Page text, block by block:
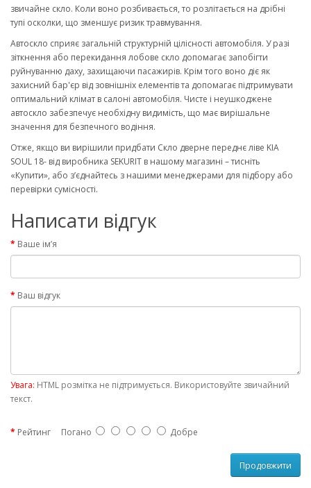
звичайне скло. Коли воно розбивається, то розлітається на дрібні
тупі осколки, що зменшує ризик травмування.
Автоскло сприяє загальній структурній цілісності автомобіля. У разі
зіткнення або перекидання лобове скло допомагає запобігти
руйнуванню даху, захищаючи пасажирів. Крім того воно діє як
захисний бар'єр від зовнішніх елементів та допомагає підтримувати
оптимальний клімат в салоні автомобіля. Чисте і неушкоджене
автоскло забезпечує необхідну видимість, що має вирішальне
значення для безпечного водіння.
Отже, якщо ви вирішили придбати Скло дверне переднє ліве KIA
SOUL 18- від виробника SEKURIT в нашому магазині – тисніть
«Купити», або з’єднайтесь з нашими менеджерами для підбору або
перевірки сумісності.
Написати відгук
Ваше ім’я
Ваш відгук
Увага: HTML розмітка не підтримується. Використовуйте звичайний
текст.
Рейтинг Погано Добре
Продовжити